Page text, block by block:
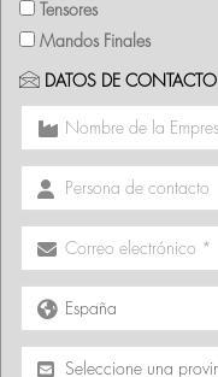
Tensores
Mandos Finales
DATOS DE CONTACTO